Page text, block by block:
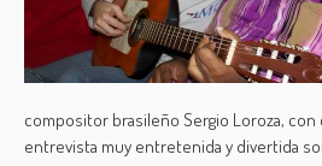
compositor brasileño Sergio Loroza, con
entrevista muy entretenida y divertida